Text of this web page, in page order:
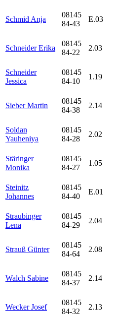
Schmid Anja
08145
84-43
E.03
Schneider Erika
08145
84-22
2.03
Schneider
Jessica
08145
84-10
1.19
Sieber Martin
08145
84-38
2.14
Soldan
Yauheniya
08145
84-28
2.02
Stäringer
Monika
08145
84-27
1.05
Steinitz
Johannes
08145
84-40
E.01
Straubinger
Lena
08145
84-29
2.04
Strauß Günter
08145
84-64
2.08
Walch Sabine
08145
84-37
2.14
Wecker Josef
08145
84-32
2.13